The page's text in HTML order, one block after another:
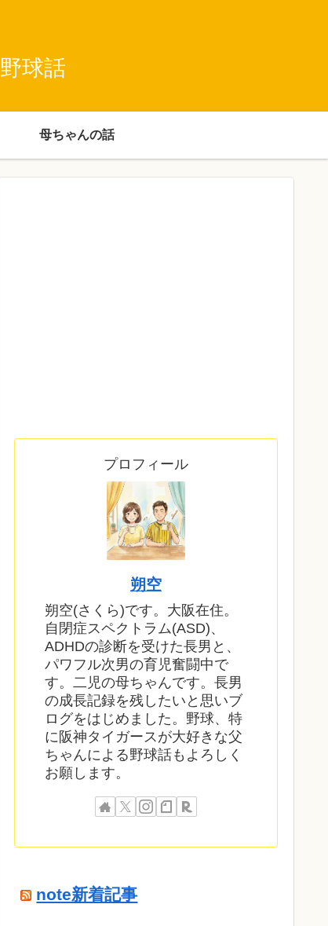
球話
母ちゃんの話
プロフィール
朔空
朔空(さくら)です。大阪在住。
自閉症スペクトラム(ASD)、
ADHDの診断を受けた長男と、
パワフル次男の育児奮闘中で
す。二児の母ちゃんです。長男
の成長記録を残したいと思いブ
ログをはじめました。野球、特
に阪神タイガースが大好きな父
ちゃんによる野球話もよろしく
お願します。
note新着記事